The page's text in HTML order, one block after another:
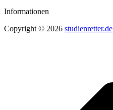
Informationen
Copyright © 2026 studienretter.de